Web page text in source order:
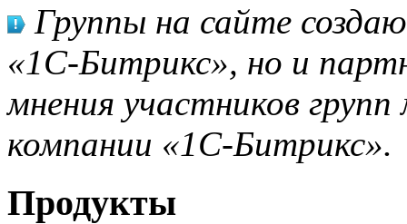
Группы на сайте
«1С-Битрикс», но и
мнения участников
компании «1С-Битрикс».
Продукты